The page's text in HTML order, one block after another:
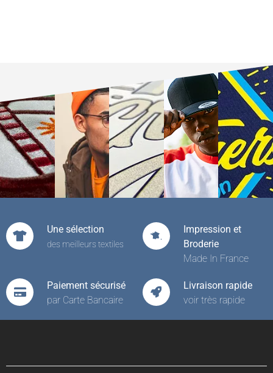
Une sélection
des meilleurs textiles
Impression et
Broderie
Made In France
Paiement sécurisé
par Carte Bancaire
Livraison rapide
voir très rapide